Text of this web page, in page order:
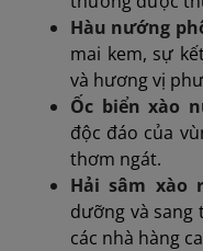
Hàu nướng
mai kem, sự
và hương vị
Ốc biển xào
độc đáo của
thơm ngát.
Hải sâm xào
dưỡng và
các nhà hàng